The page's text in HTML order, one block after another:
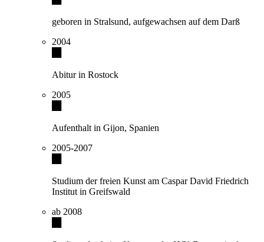
geboren in Stralsund, aufgewachsen auf dem Darß
2004
Abitur in Rostock
2005
Aufenthalt in Gijon, Spanien
2005-2007
Studium der freien Kunst am Caspar David Friedrich
Institut in Greifswald
ab 2008